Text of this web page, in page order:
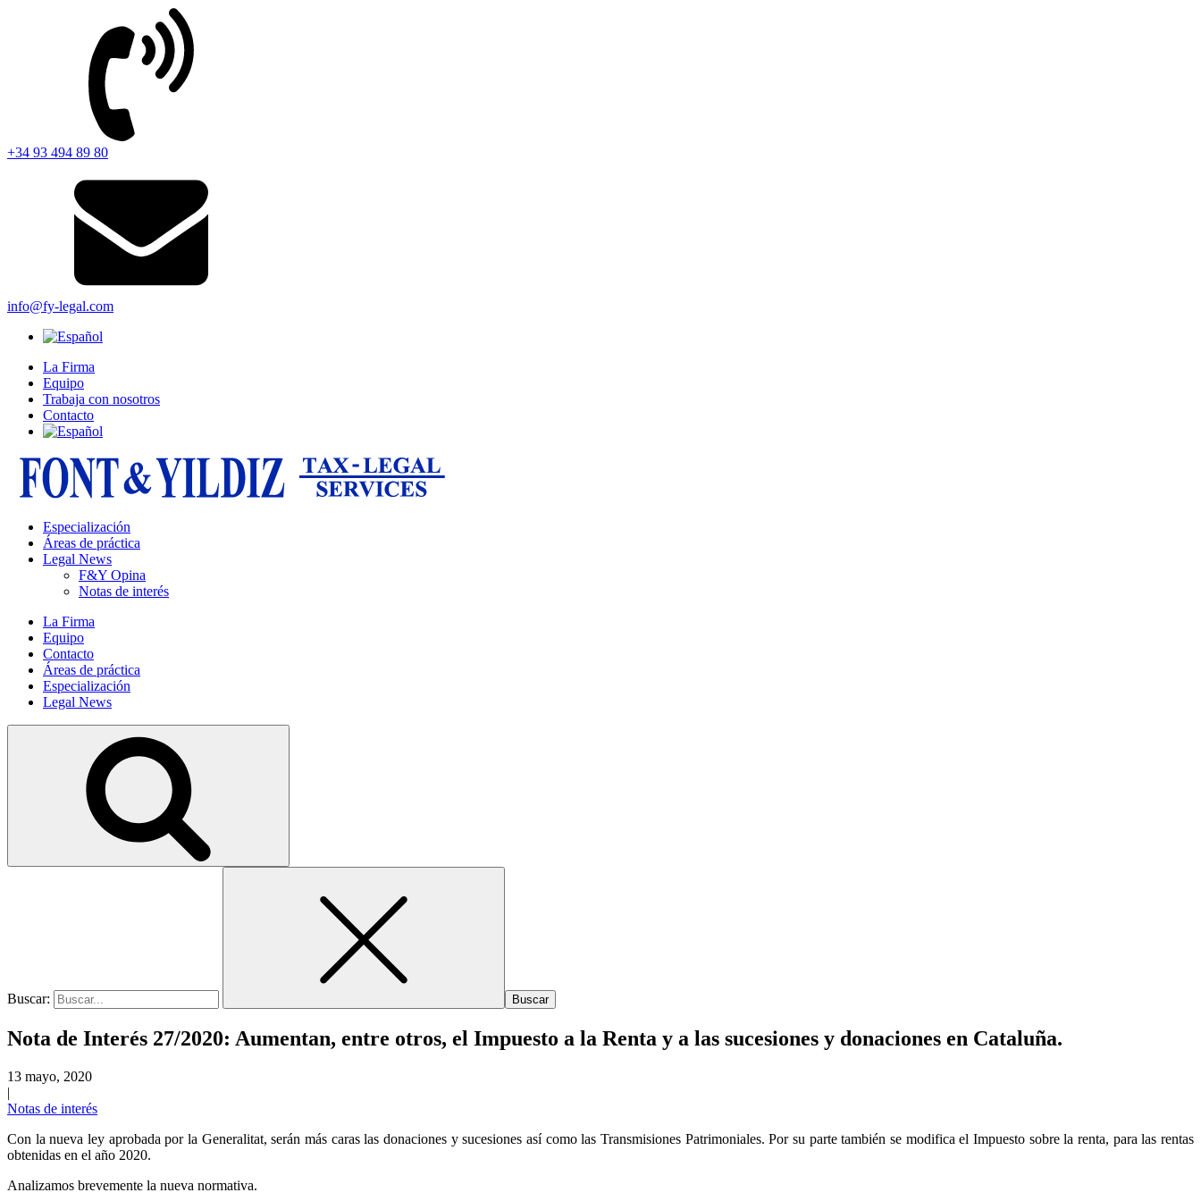
+34 93 494 89 80
info@fy-legal.com
La Firma
Equipo
Trabaja con nosotros
Contacto
Especialización
Áreas de práctica
Legal News
F&Y Opina
Notas de interés
La Firma
Equipo
Contacto
Áreas de práctica
Especialización
Legal News
Buscar:
Nota de Interés 27/2020: Aumentan, entre otros, el Impuesto a la Renta y a las sucesiones y donaciones en Cataluña.
13 mayo, 2020
|
Notas de interés
Con la nueva ley aprobada por la Generalitat, serán más caras las donaciones y sucesiones así como las Transmisiones Patrimoniales. Por su parte también se modifica el Impuesto sobre la renta, para las rentas
obtenidas en el año 2020.
Analizamos brevemente la nueva normativa.